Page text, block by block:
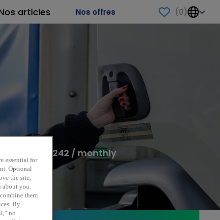
articles Nos offres (0)
- EUR 9,242 / monthly
essential for
Optional
the site,
you,
them
By
no